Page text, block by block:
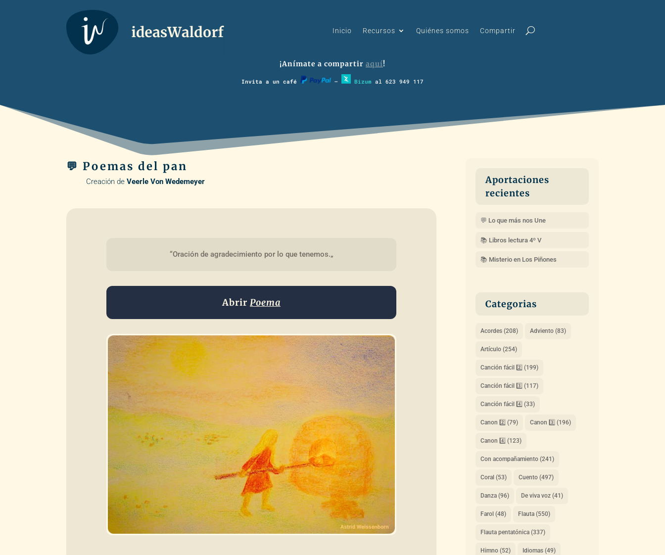
Inicio Recursos Quiénes somos Compartir
¡Anímate a compartir aquí!
Invita a un café – Bizum al 623 949 117
💬 Poemas del pan
Creación deVeerle Von Wedemeyer
“Oración de agradecimiento por lo que tenemos.„
AbrirPoema
Aportaciones
recientes
💬 Lo que más nos Une
📚 Libros lectura 4º V
📚 Misterio en Los Piñones
Categorias
Acordes(208) Adviento(83)
Artículo(254)
Canción fácil 2️⃣ (199)
Canción fácil 3️⃣ (117)
Canción fácil 4️⃣ (33)
Canon 2️⃣ (79) Canon 3️⃣ (196)
Canon 4️⃣ (123)
Con acompañamiento(241)
Coral (53) Cuento(497)
Danza(96) De viva voz(41)
Farol (48) Flauta(550)
Flauta pentatónica(337)
Himno(52) Idiomas(49)